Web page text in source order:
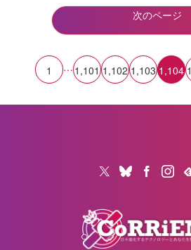
次のページ
1 …1,101 1,102 1,103 1,104